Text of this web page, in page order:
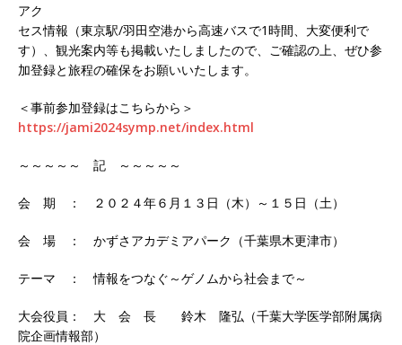
アク
セス情報（東京駅/羽田空港から高速バスで1時間、大変便利で
す）、観光案内等も掲載いたしましたので、ご確認の上、ぜひ参
加登録と旅程の確保をお願いいたします。
＜事前参加登録はこちらから＞
https://jami2024symp.net/index.html
～～～～～ 記 ～～～～～
会 期 ： ２０２４年６月１３日（木）～１５日（土）
会 場 ： かずさアカデミアパーク（千葉県木更津市）
テーマ ： 情報をつなぐ～ゲノムから社会まで～
大会役員： 大 会 長 鈴木 隆弘（千葉大学医学部附属病
院企画情報部）